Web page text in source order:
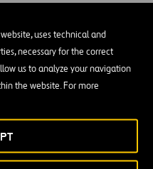
uses technical and
necessary for the correct
us to analyze your navigation
the website. For more
aplicar un sellado
de la propia composición
esté expuesto, pero se trata
durar años.
frecuentes del
de dimensióno como